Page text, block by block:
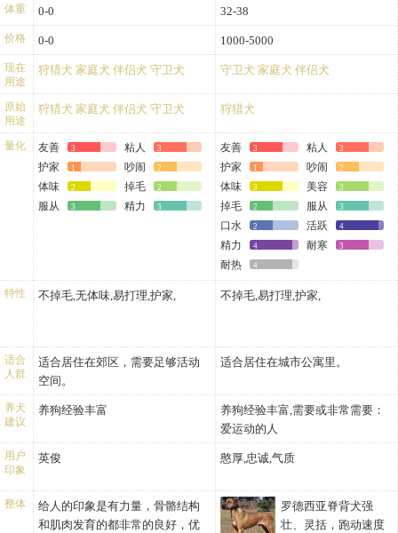
体重 0-0 32-38
价格 0-0 1000-5000
现在
用途
狩猎犬 家庭犬 伴侣犬 守卫犬 守卫犬 家庭犬 伴侣犬
原始
用途
狩猎犬 家庭犬 伴侣犬 守卫犬 狩猎犬
量化 友善 3 粘人 3
护家 1 吵闹 2
体味 2 掉毛 2
服从 3 精力 3
友善 3 粘人 3
护家 1 吵闹 2
体味 3 美容 3
掉毛 2 服从 3
口水 2 活跃 4
精力 4 耐寒 3
耐热 4
特性 不掉毛,无体味,易打理,护家, 不掉毛,易打理,护家,
适合
人群
适合居住在郊区，需要足够活动
空间。
适合居住在城市公寓里。
养犬
建议
养狗经验丰富
养狗经验丰富,需要或非常需要：
爱运动的人
用户
印象
英俊 憨厚,忠诚,气质
整体
给人的印象是有力量，骨骼结构
和肌肉发育的都非常的良好，优
罗德西亚脊背犬强
壮、灵括，跑动速度